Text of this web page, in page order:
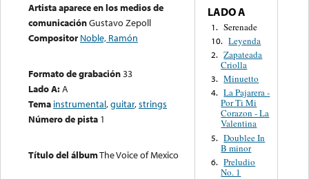
Artista aparece en los medios de
comunicaciónGustavo Zepoll
Compositor Noble, Ramón
Formato de grabación33
Lado A:A
Tema instrumental,guitar,strings
Número de pista 1
Título del álbumThe Voice of Mexico
LADO A
1. Serenade
10. Leyenda
2. Zapateada
Criolla
3. Minuetto
4. La Pajarera -
Por Ti Mi
Corazon - La
Valentina
5. Doublee In
B minor
6. Preludio
No. 1